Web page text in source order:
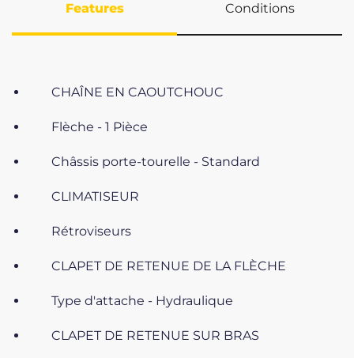
Features Conditions
CHAÎNE EN CAOUTCHOUC
Flèche - 1 Pièce
Châssis porte-tourelle - Standard
CLIMATISEUR
Rétroviseurs
CLAPET DE RETENUE DE LA FLÈCHE
Type d'attache - Hydraulique
CLAPET DE RETENUE SUR BRAS